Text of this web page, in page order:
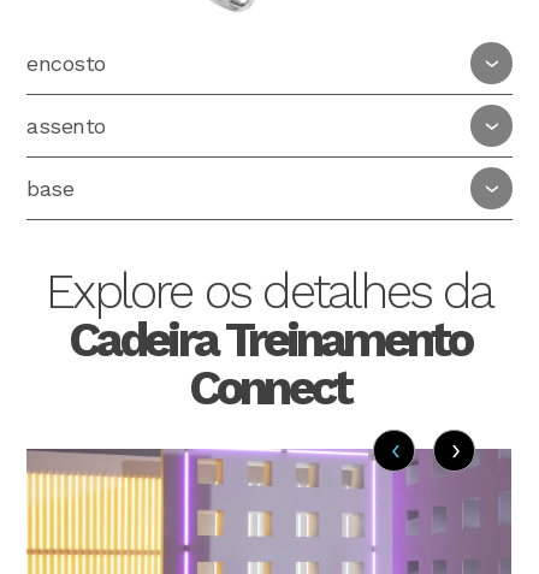
encosto
assento
base
Explore os detalhes da
Cadeira Treinamento
Connect